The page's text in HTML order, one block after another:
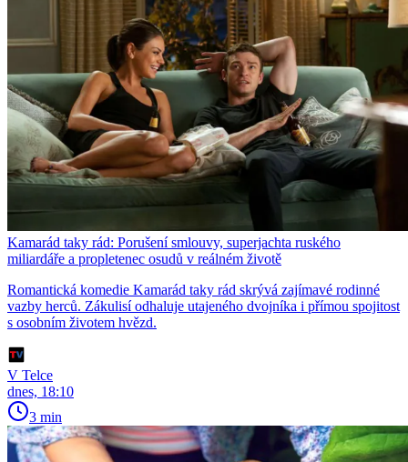
Kamarád taky rád: Porušení smlouvy, superjachta ruského
miliardáře a propletenec osudů v reálném životě
Romantická komedie Kamarád taky rád skrývá zajímavé rodinné
vazby herců. Zákulisí odhaluje utajeného dvojníka i přímou spojitost
s osobním životem hvězd.
V Telce
dnes, 18:10
3 min